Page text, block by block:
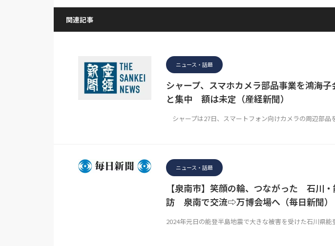
関連記事
ニュース・話題
シャープ、スマホカメラ部品事業を鴻海
と集中 額は未定（産経新聞）
シャープは27日、スマートフォン向けカメラの周辺部
ニュース・話題
【泉南市】笑顔の輪、つながった 石川
訪 泉南で交流⇨万博会場へ（毎日新聞）
2024年元日の能登半島地震で大きな被害を受けた石川県